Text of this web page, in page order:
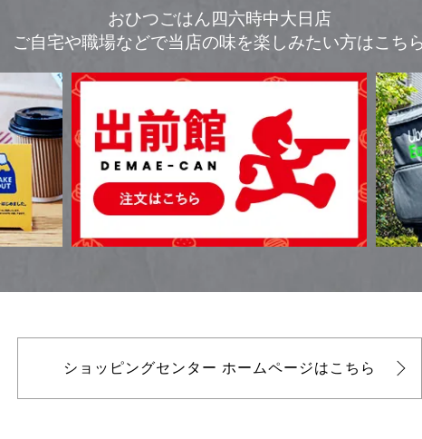
おひつごはん四六時中大日店
ご自宅や職場などで当店の味を楽しみたい方はこち
ショッピングセンター ホームページはこちら